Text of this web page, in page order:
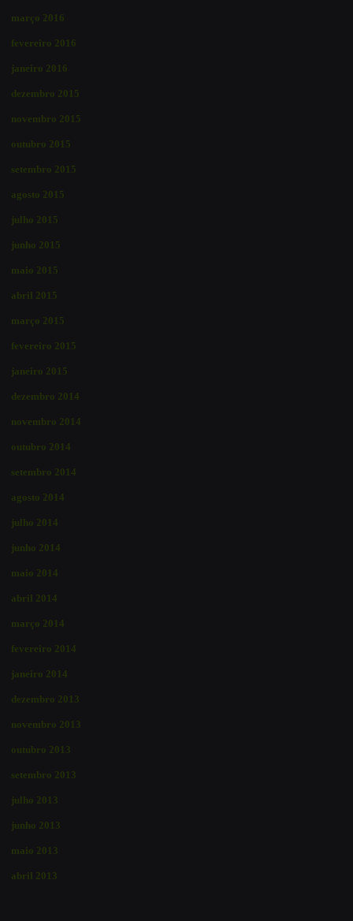
março 2016
fevereiro 2016
janeiro 2016
dezembro 2015
novembro 2015
outubro 2015
setembro 2015
agosto 2015
julho 2015
junho 2015
maio 2015
abril 2015
março 2015
fevereiro 2015
janeiro 2015
dezembro 2014
novembro 2014
outubro 2014
setembro 2014
agosto 2014
julho 2014
junho 2014
maio 2014
abril 2014
março 2014
fevereiro 2014
janeiro 2014
dezembro 2013
novembro 2013
outubro 2013
setembro 2013
julho 2013
junho 2013
maio 2013
abril 2013